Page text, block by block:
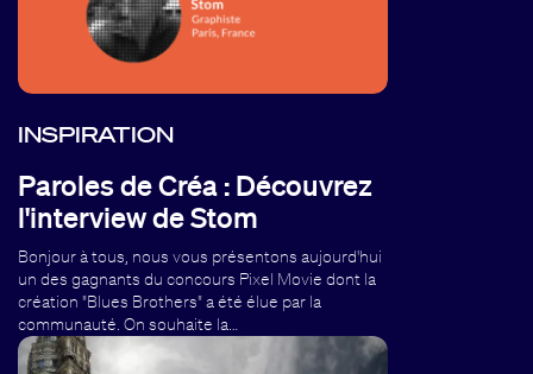
INSPIRATION
Paroles de Créa : Découvrez
l'interview de Stom
Bonjour à tous, nous vous présentons aujourd'hui
un des gagnants du concours Pixel Movie dont la
création "Blues Brothers" a été élue par la
communauté. On souhaite la…